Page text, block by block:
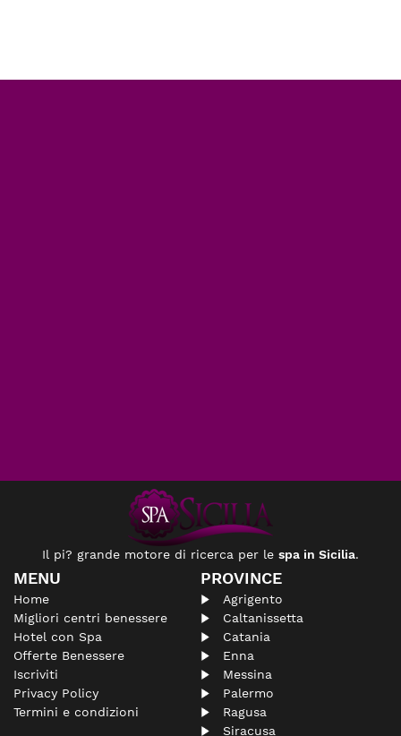
Il pi? grande motore di ricerca per le spa in Sicilia.
MENU
Home
Migliori centri benessere
Hotel con Spa
Offerte Benessere
Iscriviti
Privacy Policy
Termini e condizioni
PROVINCE
Agrigento
Caltanissetta
Catania
Enna
Messina
Palermo
Ragusa
Siracusa